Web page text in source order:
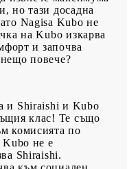
но тази досадна
Nagisa Kubo не
на Kubo изкарва
и започва
повече?
и Shiraishi и Kubo
клас! Те също
комисията по
Kubo не е
Shiraishi.